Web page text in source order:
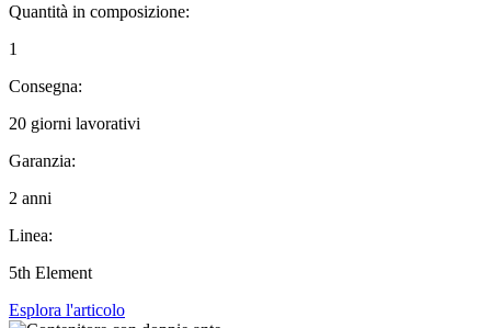
Quantità in composizione:
1
Consegna:
20 giorni lavorativi
Garanzia:
2 anni
Linea:
5th Element
Esplora l'articolo